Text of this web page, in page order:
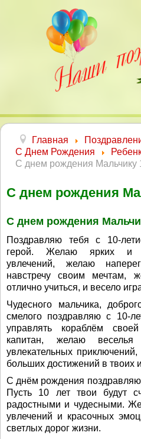
Главная
С Днем Рождения
С днем рождения Мальчику
С днем рождения
С днем рождения
Поздравляю тебя с 10-
герой. Желаю ярких и
увлечений, желаю
навстречу своим мечтам,
отлично учиться, и весело
Чудесного мальчика,
смелого поздравляю с 10-
управлять кораблём
капитан, желаю
увлекательных
больших достижений в твоих
С днём рождения поздравляю
Пусть 10 лет твои будут
радостными и чудесными.
увлечений и красочных
светлых дорог жизни.